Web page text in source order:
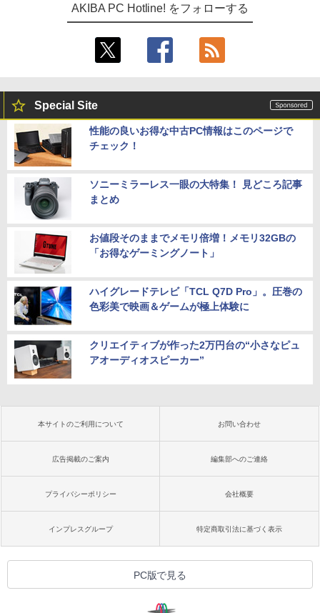
AKIBA PC Hotline! をフォローする
Special Site
性能の良いお得な中古PC情報はこのページで
チェック！
ソニーミラーレス一眼の大特集！ 見どころ記事
まとめ
お値段そのままでメモリ倍増！メモリ32GBの
「お得なゲーミングノート」
ハイグレードテレビ「TCL Q7D Pro」。圧巻の
色彩美で映画＆ゲームが極上体験に
クリエイティブが作った2万円台の“小さなピュ
アオーディオスピーカー”
本サイトのご利用について お問い合わせ
広告掲載のご案内 編集部へのご連絡
プライバシーポリシー 会社概要
インプレスグループ 特定商取引法に基づく表示
PC版で見る